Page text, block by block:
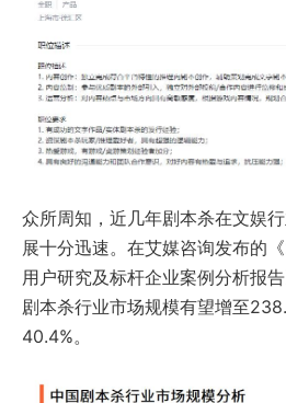
众所周知，近几年剧本杀在文娱
展十分迅速。在艾媒咨询发布的
用户研究及标杆企业案例分析报
剧本杀行业市场规模有望增至
40.4%。